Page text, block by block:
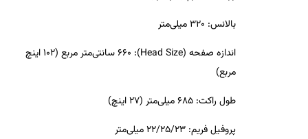
بالانس: 320 میلی‌متر
اندازه صفحه (Head Size)
: 660 سانتی‌متر مربع (102 اینچ
مربع)
طول راکت: 685 میلی‌متر (27 اینچ)
پروفیل فریم: 22/25/23 میلی‌متر